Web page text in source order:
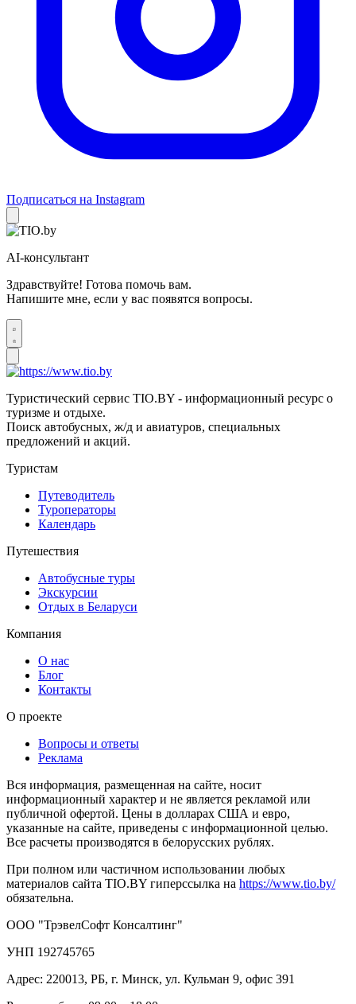
Подписаться на Instagram
AI-консультант
Здравствуйте! Готова помочь вам.
Напишите мне, если у вас появятся вопросы.
Туристический сервис TIO.BY - информационный ресурс о
туризме и отдыхе.
Поиск автобусных, ж/д и авиатуров, специальных
предложений и акций.
Туристам
Путеводитель
Туроператоры
Календарь
Путешествия
Автобусные туры
Экскурсии
Отдых в Беларуси
Компания
О нас
Блог
Контакты
О проекте
Вопросы и ответы
Реклама
Вся информация, размещенная на сайте, носит
информационный характер и не является рекламой или
публичной офертой. Цены в долларах США и евро,
указанные на сайте, приведены с информационной целью.
Все расчеты производятся в белорусских рублях.
При полном или частичном использовании любых
материалов сайта TIO.BY гиперссылка на https://www.tio.by/
обязательна.
ООО "ТрэвелСофт Консалтинг"
УНП 192745765
Адрес: 220013, РБ, г. Минск, ул. Кульман 9, офис 391